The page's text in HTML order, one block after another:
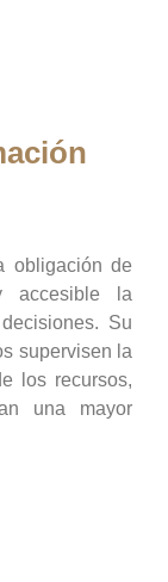
obligación de
accesible la
Su
supervisen la
los recursos,
una mayor